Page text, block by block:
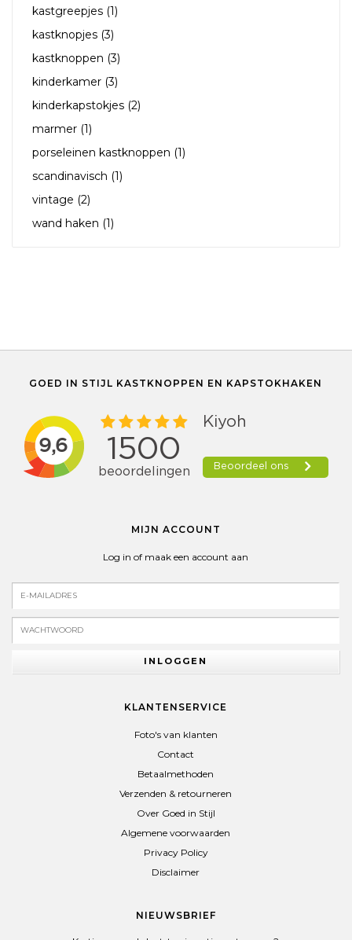
kastgreepjes (1)
kastknopjes (3)
kastknoppen (3)
kinderkamer (3)
kinderkapstokjes (2)
marmer (1)
porseleinen kastknoppen (1)
scandinavisch (1)
vintage (2)
wand haken (1)
GOED IN STIJL KASTKNOPPEN EN KAPSTOKHAKEN
MIJN ACCOUNT
Log in of maak een account aan
INLOGGEN
KLANTENSERVICE
Foto's van klanten
Contact
Betaalmethoden
Verzenden & retourneren
Over Goed in Stijl
Algemene voorwaarden
Privacy Policy
Disclaimer
NIEUWSBRIEF